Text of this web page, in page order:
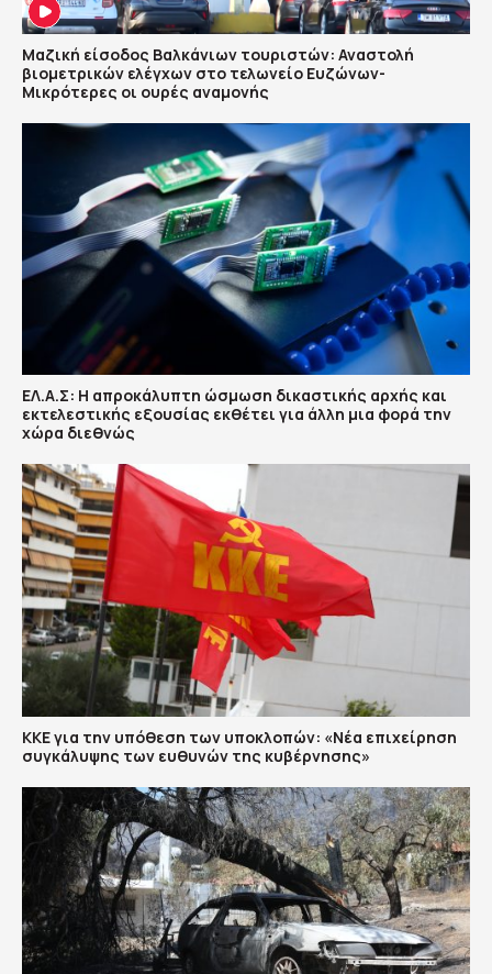
Μαζική είσοδος Βαλκάνιων τουριστών: Αναστολή
βιομετρικών ελέγχων στο τελωνείο Ευζώνων-
Μικρότερες οι ουρές αναμονής
ΕΛ.Α.Σ: Η απροκάλυπτη ώσμωση δικαστικής αρχής και
εκτελεστικής εξουσίας εκθέτει για άλλη μια φορά την
χώρα διεθνώς
ΚΚΕ για την υπόθεση των υποκλοπών: «Νέα επιχείρηση
συγκάλυψης των ευθυνών της κυβέρνησης»